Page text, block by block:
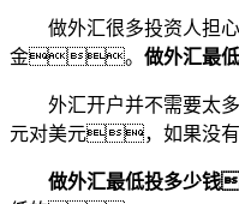
做外汇很多投资人
金。 做外汇最
外汇开户并不需要
元对美元，如果没
做外汇最低投多少